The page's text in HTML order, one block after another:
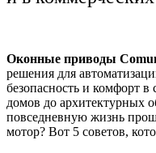
Оконные приводы
решения для
безопасность и комфорт
домов до архитектурных
повседневную жизнь
мотор? Вот 5 советов,